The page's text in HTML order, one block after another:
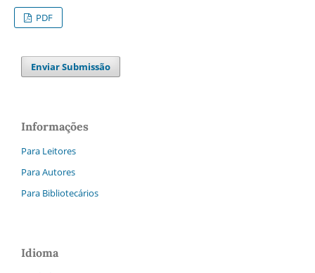
PDF
Enviar Submissão
Informações
Para Leitores
Para Autores
Para Bibliotecários
Idioma